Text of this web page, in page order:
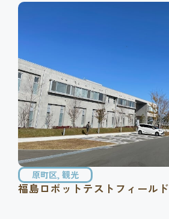
原町区, 観光
福島ロボットテストフィールド